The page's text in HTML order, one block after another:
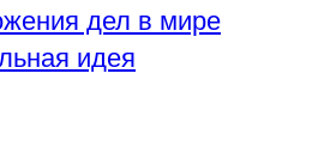
дел в мире
идея